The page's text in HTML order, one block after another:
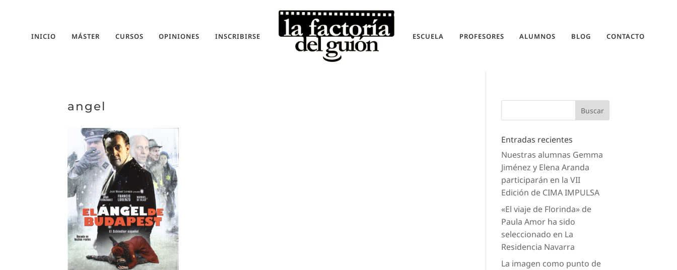
INICIO MÁSTER CURSOS OPINIONES INSCRIBIRSE ESCUELA PROFESORES ALUMNOS BLOG CONTACTO
angel
Entradas recientes
Nuestras alumnas Gemma
Jiménez y Elena Aranda
participarán en la VII
Edición de CIMA IMPULSA
«El viaje de Florinda» de
Paula Amor ha sido
seleccionado en La
Residencia Navarra
La imagen como punto de